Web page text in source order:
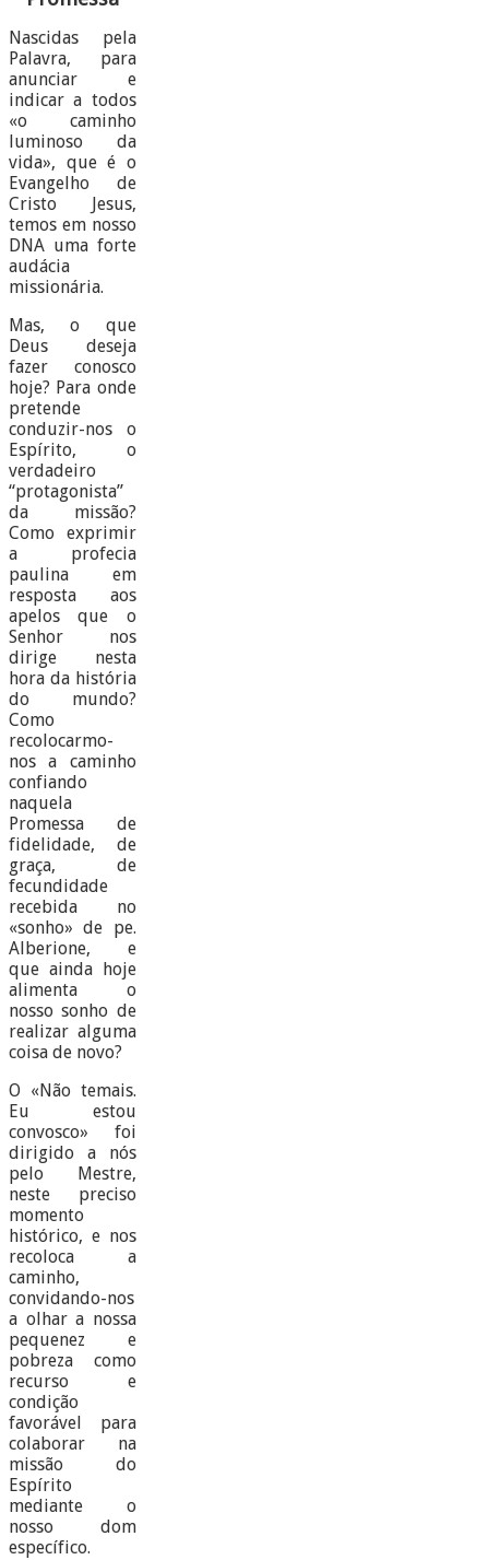
Nascidas pela
Palavra, para
anunciar e
indicar a todos
«o caminho
luminoso da
vida», que é o
Evangelho de
Cristo Jesus,
temos em nosso
DNA uma forte
audácia
missionária.
Mas, o que
Deus deseja
fazer conosco
hoje? Para onde
pretende
conduzir-nos o
Espírito, o
verdadeiro
“protagonista”
da missão?
Como exprimir
a profecia
paulina em
resposta aos
apelos que o
Senhor nos
dirige nesta
hora da história
do mundo?
Como
recolocarmo-
nos a caminho
confiando
naquela
Promessa de
fidelidade, de
graça, de
fecundidade
recebida no
«sonho» de pe.
Alberione, e
que ainda hoje
alimenta o
nosso sonho de
realizar alguma
coisa de novo?
O «Não temais.
Eu estou
convosco» foi
dirigido a nós
pelo Mestre,
neste preciso
momento
histórico, e nos
recoloca a
caminho,
convidando-nos
a olhar a nossa
pequenez e
pobreza como
recurso e
condição
favorável para
colaborar na
missão do
Espírito
mediante o
nosso dom
específico.